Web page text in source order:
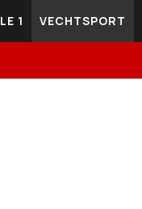
1 VECHTSPORT